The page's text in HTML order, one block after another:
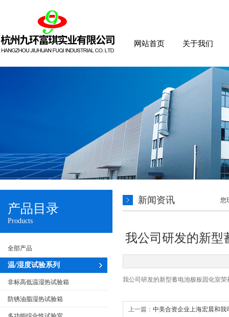
网站首页 关于我们
产品目录
Products
全部产品
温/湿度试验系列
非标高低温湿热试验箱
防锈油脂湿热试验箱
新闻资讯 您
我公司研发的新型
我公司研发的新型蓄电池极板固化室
上一篇： 中美合资企业上海宏晨和我